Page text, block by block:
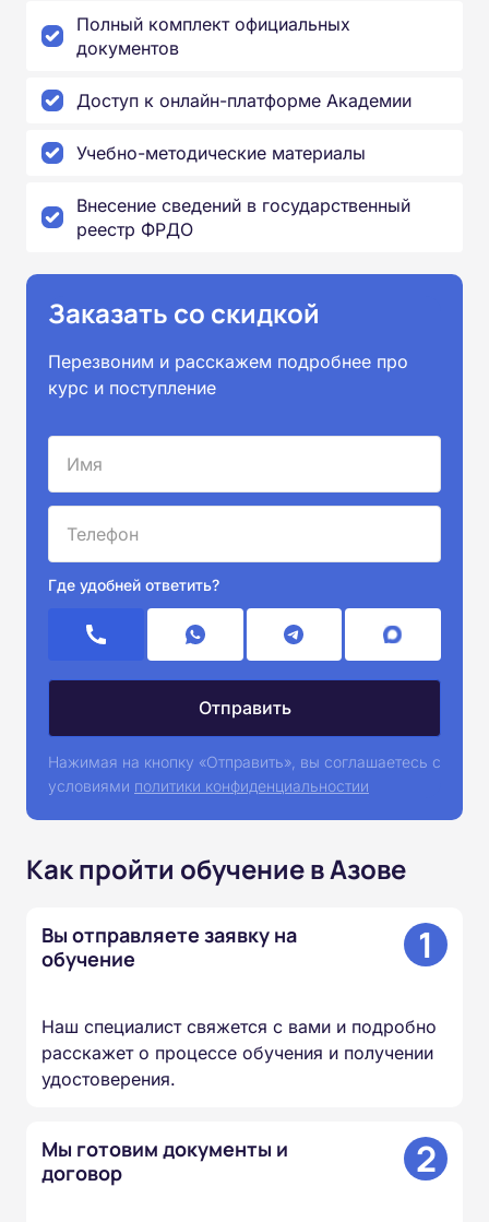
Полный комплект официальных
документов
Доступ к онлайн-платформе Академии
Учебно-методические материалы
Внесение сведений в государственный
реестр ФРДО
Заказать со скидкой
Перезвоним и расскажем подробнее про
курс и поступление
Где удобней ответить?
Нажимая на кнопку «Отправить», вы соглашаетесь с
условиями политики конфиденциальностии
Как пройти обучение в Азове
Вы отправляете заявку на
обучение
1
Наш специалист свяжется с вами и подробно
расскажет о процессе обучения и получении
удостоверения.
Мы готовим документы и
договор
2